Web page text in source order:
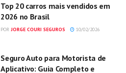
Top 20 carros mais vendidos em
2026 no Brasil
POR JORGE COURI SEGUROS 10/02/2026
Seguro Auto para Motorista de
Aplicativo: Guia Completo e